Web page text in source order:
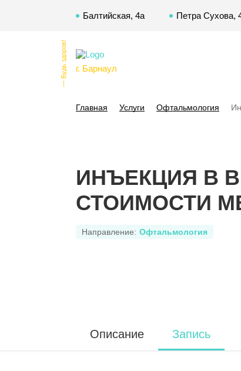
— Будь здоров! г. Барнаул
Балтийская, 4а Петра Сухова,
Главная Услуги Офтальмология
ИНЪЕКЦИЯ В
СТОИМОСТИ
Направление: Офтальмология
Описание Запись